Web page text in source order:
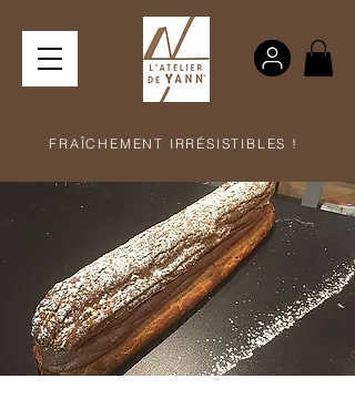
FRAÎCHEMENT IRRÉSISTIBLES !